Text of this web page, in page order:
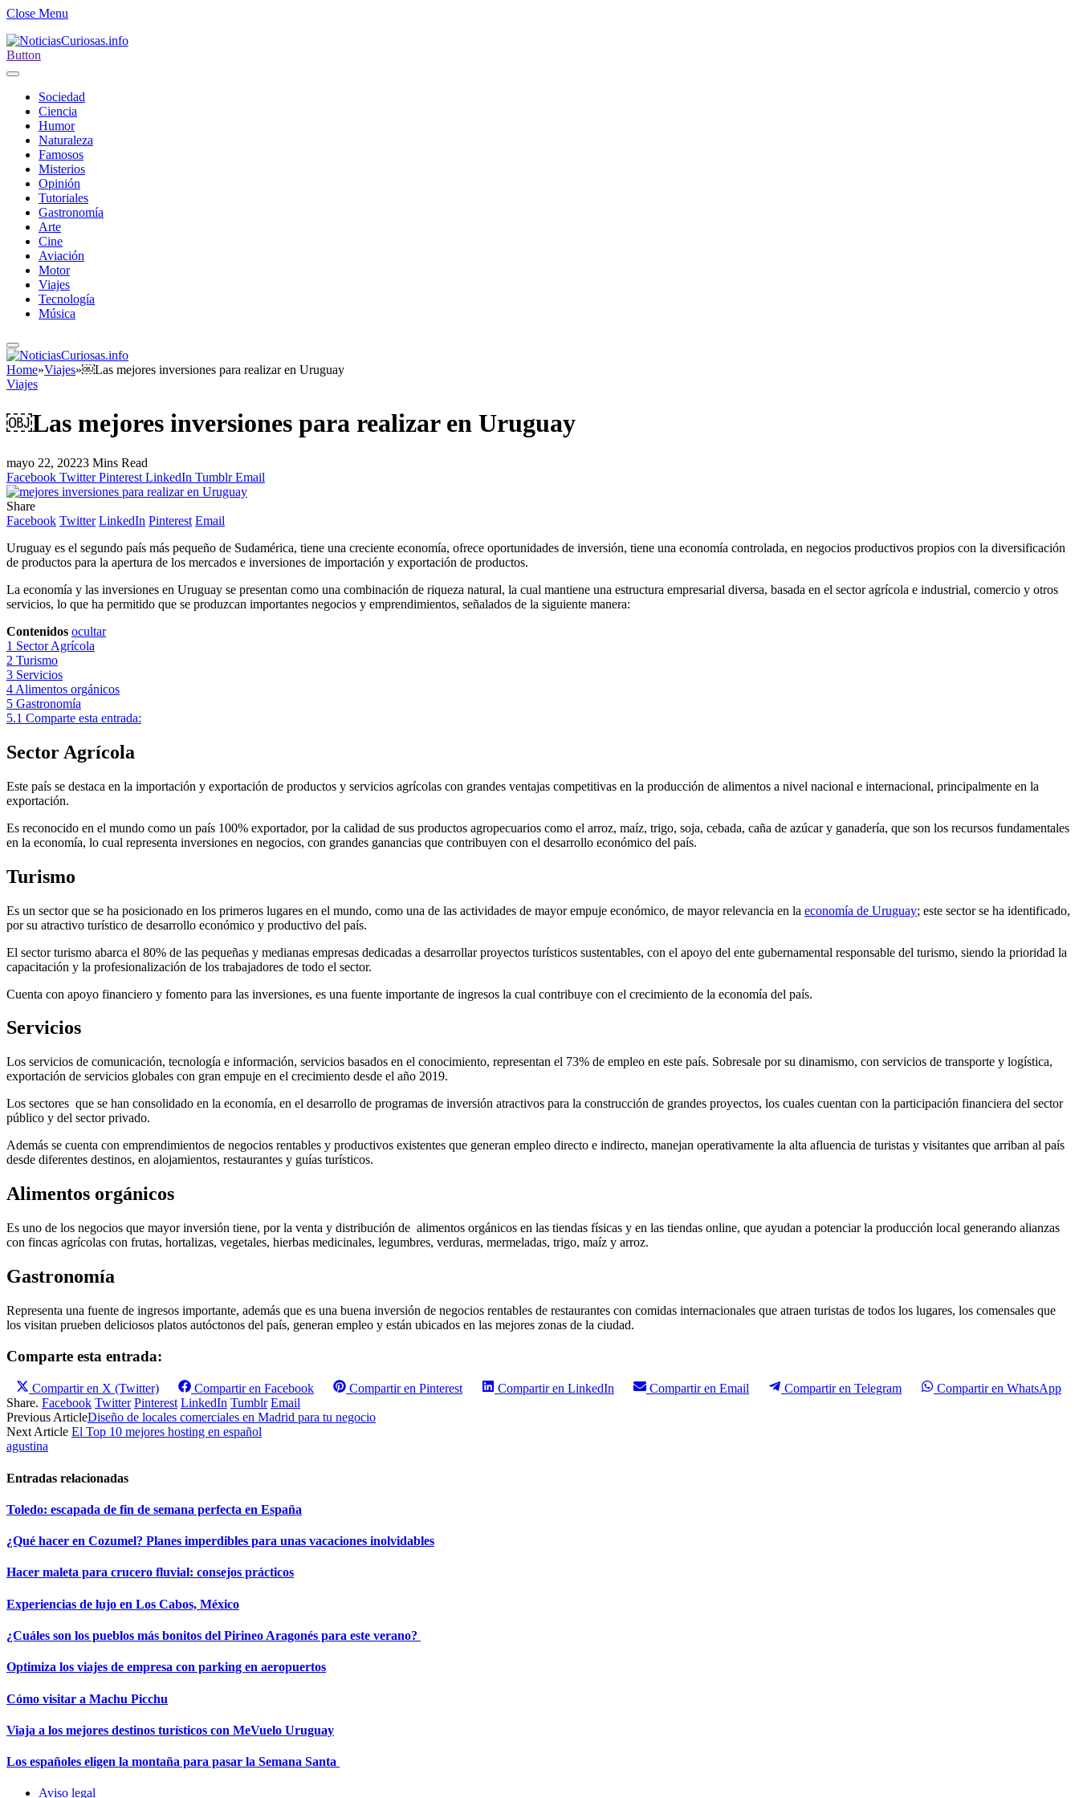
Close Menu
Button
Sociedad
Ciencia
Humor
Naturaleza
Famosos
Misterios
Opinión
Tutoriales
Gastronomía
Arte
Cine
Aviación
Motor
Viajes
Tecnología
Música
Home»Viajes»￼Las mejores inversiones para realizar en Uruguay
Viajes
￼Las mejores inversiones para realizar en Uruguay
mayo 22, 20223 Mins Read
Facebook Twitter Pinterest LinkedIn Tumblr Email
Share
Facebook Twitter LinkedIn Pinterest Email
Uruguay es el segundo país más pequeño de Sudamérica, tiene una creciente economía, ofrece oportunidades de inversión, tiene una economía controlada, en negocios productivos propios con la diversificación
de productos para la apertura de los mercados e inversiones de importación y exportación de productos.
La economía y las inversiones en Uruguay se presentan como una combinación de riqueza natural, la cual mantiene una estructura empresarial diversa, basada en el sector agrícola e industrial, comercio y otros
servicios, lo que ha permitido que se produzcan importantes negocios y emprendimientos, señalados de la siguiente manera:
Contenidos ocultar
1 Sector Agrícola
2 Turismo
3 Servicios
4 Alimentos orgánicos
5 Gastronomía
5.1 Comparte esta entrada:
Sector Agrícola
Este país se destaca en la importación y exportación de productos y servicios agrícolas con grandes ventajas competitivas en la producción de alimentos a nivel nacional e internacional, principalmente en la
exportación.
Es reconocido en el mundo como un país 100% exportador, por la calidad de sus productos agropecuarios como el arroz, maíz, trigo, soja, cebada, caña de azúcar y ganadería, que son los recursos fundamentales
en la economía, lo cual representa inversiones en negocios, con grandes ganancias que contribuyen con el desarrollo económico del país.
Turismo
Es un sector que se ha posicionado en los primeros lugares en el mundo, como una de las actividades de mayor empuje económico, de mayor relevancia en la economía de Uruguay; este sector se ha identificado,
por su atractivo turístico de desarrollo económico y productivo del país.
El sector turismo abarca el 80% de las pequeñas y medianas empresas dedicadas a desarrollar proyectos turísticos sustentables, con el apoyo del ente gubernamental responsable del turismo, siendo la prioridad la
capacitación y la profesionalización de los trabajadores de todo el sector.
Cuenta con apoyo financiero y fomento para las inversiones, es una fuente importante de ingresos la cual contribuye con el crecimiento de la economía del país.
Servicios
Los servicios de comunicación, tecnología e información, servicios basados en el conocimiento, representan el 73% de empleo en este país. Sobresale por su dinamismo, con servicios de transporte y logística,
exportación de servicios globales con gran empuje en el crecimiento desde el año 2019.
Los sectores que se han consolidado en la economía, en el desarrollo de programas de inversión atractivos para la construcción de grandes proyectos, los cuales cuentan con la participación financiera del sector
público y del sector privado.
Además se cuenta con emprendimientos de negocios rentables y productivos existentes que generan empleo directo e indirecto, manejan operativamente la alta afluencia de turistas y visitantes que arriban al país
desde diferentes destinos, en alojamientos, restaurantes y guías turísticos.
Alimentos orgánicos
Es uno de los negocios que mayor inversión tiene, por la venta y distribución de alimentos orgánicos en las tiendas físicas y en las tiendas online, que ayudan a potenciar la producción local generando alianzas
con fincas agrícolas con frutas, hortalizas, vegetales, hierbas medicinales, legumbres, verduras, mermeladas, trigo, maíz y arroz.
Gastronomía
Representa una fuente de ingresos importante, además que es una buena inversión de negocios rentables de restaurantes con comidas internacionales que atraen turistas de todos los lugares, los comensales que
los visitan prueben deliciosos platos autóctonos del país, generan empleo y están ubicados en las mejores zonas de la ciudad.
Comparte esta entrada:
Compartir en X (Twitter) Compartir en Facebook Compartir en Pinterest Compartir en LinkedIn Compartir en Email Compartir en Telegram Compartir en WhatsApp
Share. Facebook Twitter Pinterest LinkedIn Tumblr Email
Previous ArticleDiseño de locales comerciales en Madrid para tu negocio
Next Article El Top 10 mejores hosting en español
agustina
Entradas relacionadas
Toledo: escapada de fin de semana perfecta en España
¿Qué hacer en Cozumel? Planes imperdibles para unas vacaciones inolvidables
Hacer maleta para crucero fluvial: consejos prácticos
Experiencias de lujo en Los Cabos, México
¿Cuáles son los pueblos más bonitos del Pirineo Aragonés para este verano?
Optimiza los viajes de empresa con parking en aeropuertos
Cómo visitar a Machu Picchu
Viaja a los mejores destinos turísticos con MeVuelo Uruguay
Los españoles eligen la montaña para pasar la Semana Santa
Aviso legal